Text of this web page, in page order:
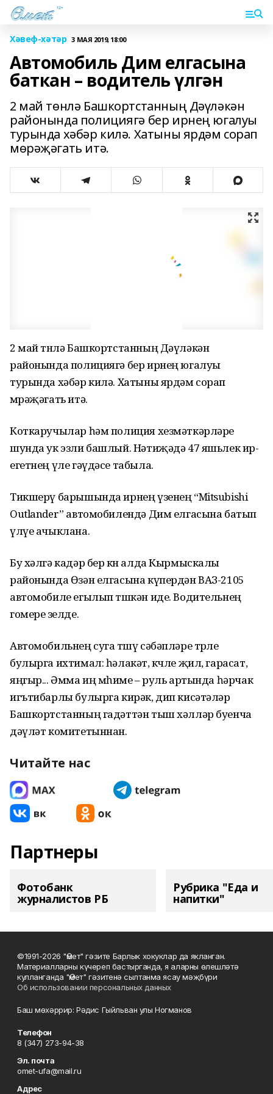
Хәвеф-хәтәр 3 МАЯ 2019, 18:00
Автомобиль Дим елгасына
баткан – водитель үлгән
2 май төнлә Башкортстанның Дәүләкән
районында полициягә бер ирнең югалуы
турында хәбәр килә. Хатыны ярдәм сорап
мөрәҗәгать итә.
2 май төнлә Башкортстанның Дәүләкән
районында полициягә бер ирнең югалуы
турында хәбәр килә. Хатыны ярдәм сорап
мөрәҗәгать итә.
Коткаручылар һәм полиция хезмәткәрләре
шунда ук эзли башлый. Нәтиҗәдә 47 яшьлек ир-
егетнең үле гәүдәсе табыла.
Тикшерү барышында ирнең үзенең “Mitsubishi
Outlander” автомобилендә Дим елгасына батып
үлүе ачыклана.
Бу хәлгә кадәр бер көн алда Кырмыскалы
районында Өзән елгасына күпердән ВАЗ-2105
автомобиле егылып төшкән иде. Водительнең
гомере өзелде.
Автомобильнең суга төшү сәбәпләре төрле
булырга ихтимал: һәлакәт, көчле җил, гарасат,
яңгыр... Әмма иң мөһиме – руль артында һәрчак
игътибарлы булырга кирәк, дип кисәтәләр
Башкортстанның гадәттән тыш хәлләр буенча
дәүләт комитетыннан.
Читайте нас
Партнеры
Фотобанк
журналистов РБ
Рубрика "Еда и
напитки"
©1991-2026 "Өмет" гәзите Барлык хокуклар да якланган.
Материалларны күчереп бастырганда, я аларны өлешләтә
кулланганда "Өмет" гәзитенә сылтанма ясау мәҗбүри
Об использовании персональных данных
Баш мөхәррир: Рәдис Гыйльван улы Ногманов
Телефон
8 (347) 273-94-38
Эл. почта
omet-ufa@mail.ru
Адрес